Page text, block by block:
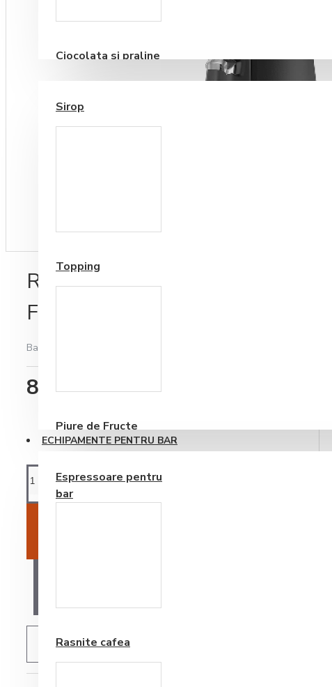
Ciocolata si praline
Sirop
Topping
Piure de Fructe
ECHIPAMENTE PENTRU BAR
Espressoare pentru
bar
Rasnite cafea
Rasnita Profesionala Electronica
Fiorenzato F 64 EVO Pro Sense
Bazată pe 0 note.
8.633,56RON
ADAUGĂ IN WISHLIST